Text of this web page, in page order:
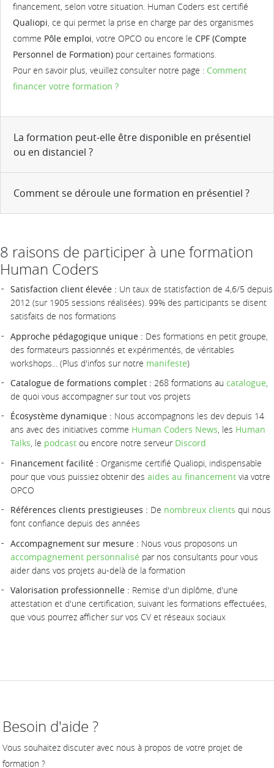
financement, selon votre situation. Human Coders est certifié
Qualiopi, ce qui permet la prise en charge par des organismes
comme Pôle emploi, votre OPCO ou encore le CPF (Compte
Personnel de Formation) pour certaines formations.
Pour en savoir plus, veuillez consulter notre page : Comment
financer votre formation ?
La formation peut-elle être disponible en présentiel
ou en distanciel ?
Comment se déroule une formation en présentiel ?
8 raisons de participer à une formation
Human Coders
Satisfaction client élevée : Un taux de statisfaction de 4,6/5 depuis
2012 (sur 1905 sessions réalisées). 99% des participants se disent
satisfaits de nos formations
Approche pédagogique unique : Des formations en petit groupe,
des formateurs passionnés et expérimentés, de véritables
workshops... (Plus d'infos sur notre manifeste)
Catalogue de formations complet : 268 formations au catalogue,
de quoi vous accompagner sur tout vos projets
Écosystème dynamique : Nous accompagnons les dev depuis 14
ans avec des initiatives comme Human Coders News, les Human
Talks, le podcast ou encore notre serveur Discord
Financement facilité : Organisme certifié Qualiopi, indispensable
pour que vous puissiez obtenir des aides au financement via votre
OPCO
Références clients prestigieuses : De nombreux clients qui nous
font confiance depuis des années
Accompagnement sur mesure : Nous vous proposons un
accompagnement personnalisé par nos consultants pour vous
aider dans vos projets au-delà de la formation
Valorisation professionnelle : Remise d'un diplôme, d'une
attestation et d'une certification, suivant les formations effectuées,
que vous pourrez afficher sur vos CV et réseaux sociaux
Besoin d'aide ?
Vous souhaitez discuter avec nous à propos de votre projet de
formation ?